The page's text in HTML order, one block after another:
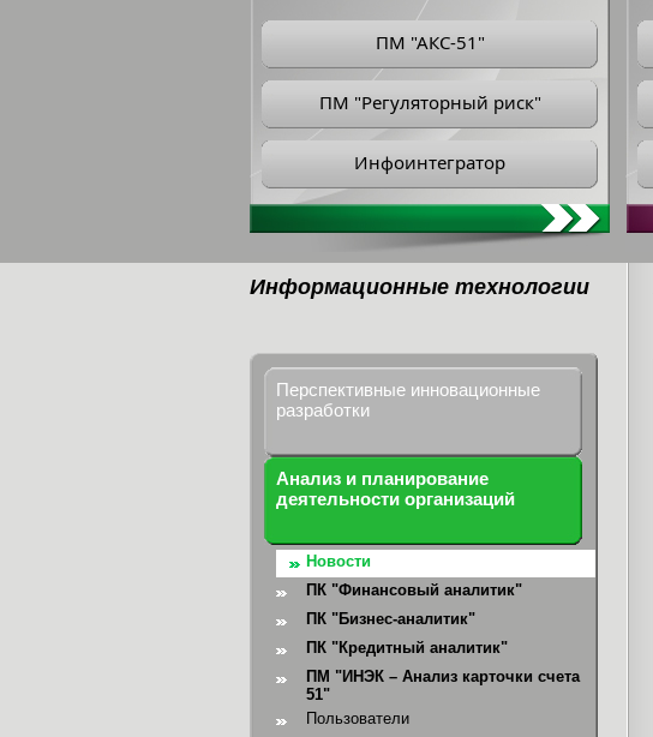
ПМ "АКС-51"
ПМ "Регуляторный риск"
Инфоинтегратор
Информационные технологии
Перспективные инновационные
разработки
Анализ и планирование
деятельности организаций
Новости
ПК "Финансовый аналитик"
ПК "Бизнес-аналитик"
ПК "Кредитный аналитик"
ПМ "ИНЭК – Анализ карточки счета
51"
Пользователи